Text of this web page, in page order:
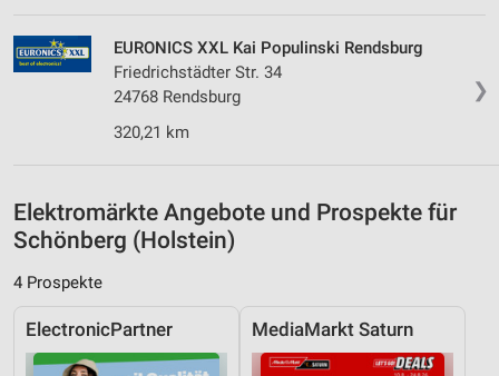
❯
EURONICS XXL Kai Populinski Rendsburg
Friedrichstädter Str. 34
24768 Rendsburg
320,21 km
Elektromärkte Angebote und Prospekte für
Schönberg (Holstein)
4 Prospekte
ElectronicPartner MediaMarkt Saturn
Entwicklung und Verbesserung der Angebote
Verwendung reduzierter Daten zur Auswahl von
Geräte anhand von aktiv angeforderten
Informationen identifizieren
Nicht-IAB-Verarbeitungszwecke:
Notwendig
Performance